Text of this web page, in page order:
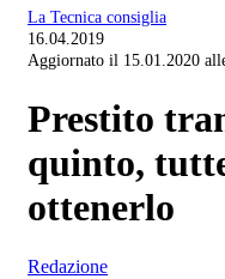
La Tecnica consiglia
16.04.2019
Aggiornato il 15.01.2020
Prestito
quinto,
ottenerlo
Redazione